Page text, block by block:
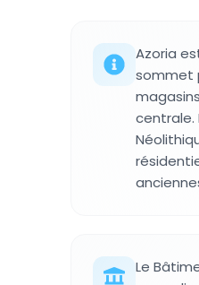
Azoria
sommet
centrale.
Le